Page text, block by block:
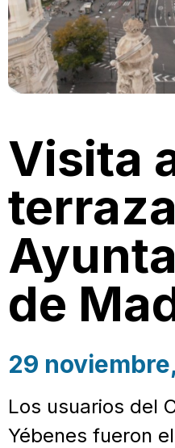
Visita
de
29
Los usuarios del
Yébenes fueron